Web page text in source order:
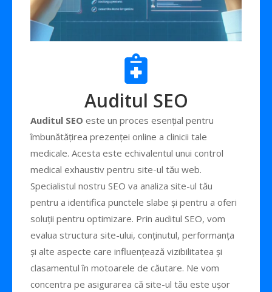
Auditul SEO
Auditul SEO este un proces esențial pentru
îmbunătățirea prezenței online a clinicii tale
medicale. Acesta este echivalentul unui control
medical exhaustiv pentru site-ul tău web.
Specialistul nostru SEO va analiza site-ul tău
pentru a identifica punctele slabe și pentru a oferi
soluții pentru optimizare. Prin auditul SEO, vom
evalua structura site-ului, conținutul, performanța
și alte aspecte care influențează vizibilitatea și
clasamentul în motoarele de căutare. Ne vom
concentra pe asigurarea că site-ul tău este ușor